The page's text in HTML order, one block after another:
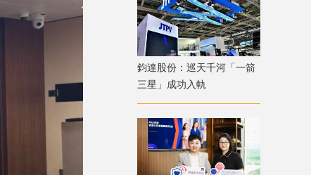
鈞達股份：巡天千河「一箭
三星」成功入軌